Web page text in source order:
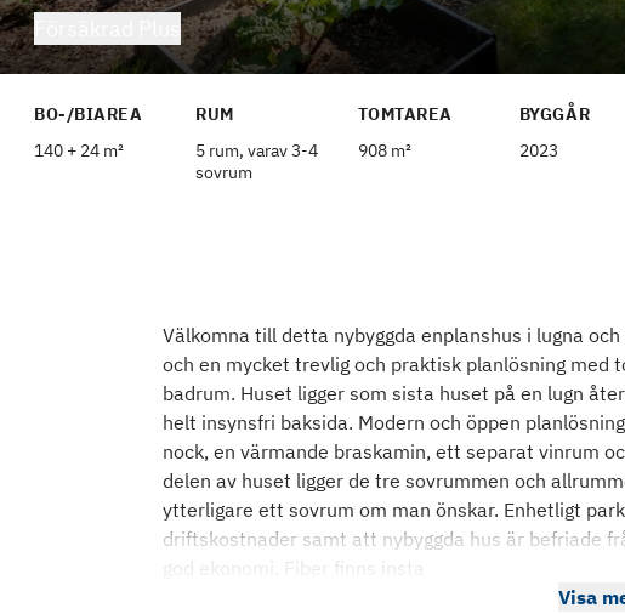
BO-/BIAREA
140 + 24 m²
RUM
5 rum, varav 3-4
sovrum
TOMTAREA
908 m²
BYGGÅR
2023
Välkomna till detta nybyggda enplanshus i lugna
och en mycket trevlig och praktisk planlösning med
badrum. Huset ligger som sista huset på en lugn
helt insynsfri baksida. Modern och öppen
nock, en värmande braskamin, ett separat vinrum
delen av huset ligger de tre sovrummen och
ytterligare ett sovrum om man önskar. Enhetligt
driftskostnader samt att nybyggda hus är befriade
god ekonomi. Fiber finns insta
Visa